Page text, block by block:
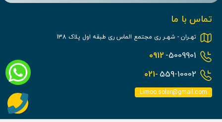
تماس با ما
تهــران - شهــر ری مجتمع الماس ری طبقه اول پلاک 138
0912 -5009901
021- 559-10002
Limoo.solar@gmail.com